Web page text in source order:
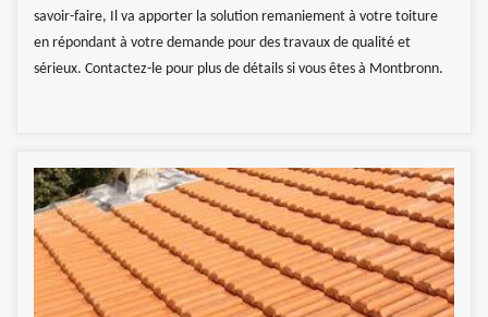
savoir-faire, Il va apporter la solution remaniement à votre toiture
en répondant à votre demande pour des travaux de qualité et
sérieux. Contactez-le pour plus de détails si vous êtes à Montbronn.